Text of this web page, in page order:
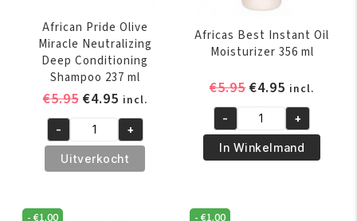
African Pride Olive
Miracle Neutralizing
Deep Conditioning
Shampoo 237 ml
€5.95 Oorspronkelijke
was:
€5.95.
€4.95Huidige
prijs
is:
€4.95.
incl.
African
Pride
Olive
Neutralizing
- +
Uitverkocht
Africas Best Instant Oil
Moisturizer 356 ml
€5.95
was:
€5.95.
€4.95 Huidige
prijs
is:
€4.95.
incl.
Africas
Best
Instant
- +
In Winkelmand
-€1.00 -€1.00